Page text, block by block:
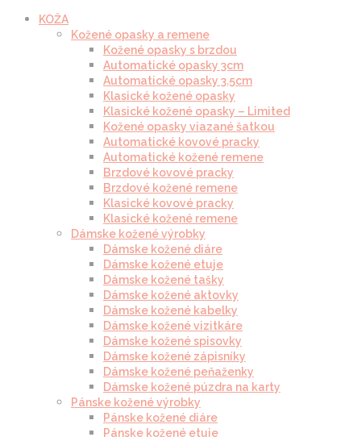
KOŽA
Kožené opasky a remene
Kožené opasky s brzdou
Automatické opasky 3cm
Automatické opasky 3.5cm
Klasické kožené opasky
Klasické kožené opasky – Limited
Kožené opasky viazané šatkou
Automatické kovové pracky
Automatické kožené remene
Brzdové kovové pracky
Brzdové kožené remene
Klasické kovové pracky
Klasické kožené remene
Dámske kožené výrobky
Dámske kožené diáre
Dámske kožené etuje
Dámske kožené tašky
Dámske kožené aktovky
Dámske kožené kabelky
Dámske kožené vizitkáre
Dámske kožené spisovky
Dámske kožené zápisníky
Dámske kožené peňaženky
Dámske kožené púzdra na karty
Pánske kožené výrobky
Pánske kožené diáre
Pánske kožené etuje